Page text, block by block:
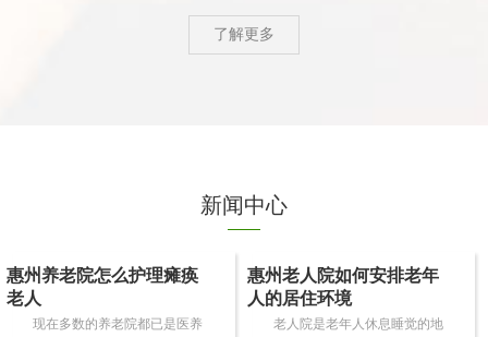
了解更多
新闻中心
惠州养老院怎么护理瘫痪
老人
现在多数的养老院都已是医养
惠州老人院如何安排老年
人的居住环境
老人院是老年人休息睡觉的地